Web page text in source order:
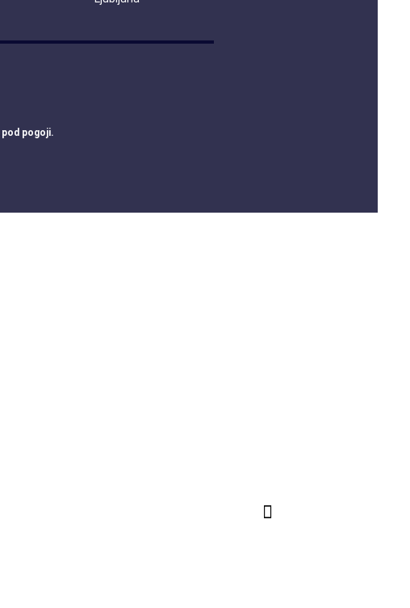
pod pogoji.